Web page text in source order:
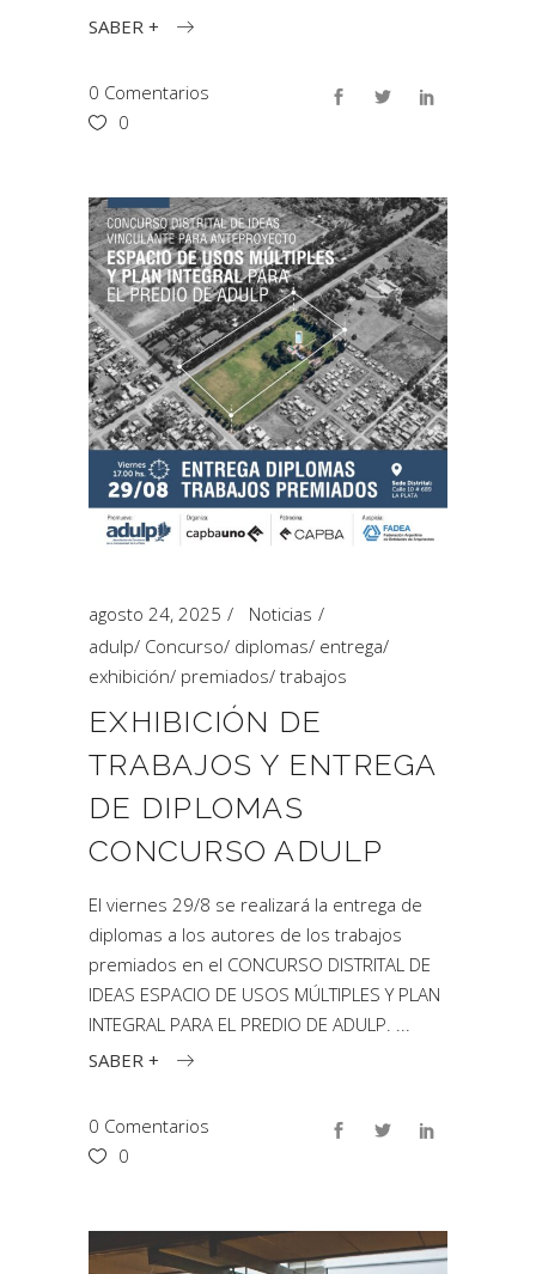
SABER +
0 Comentarios
0
agosto 24, 2025
Noticias
adulp/ Concurso/ diplomas/ entrega/
exhibición/ premiados/ trabajos
EXHIBICIÓN DE
TRABAJOS Y ENTREGA
DE DIPLOMAS
CONCURSO ADULP
El viernes 29/8 se realizará la entrega de
diplomas a los autores de los trabajos
premiados en el CONCURSO DISTRITAL DE
IDEAS ESPACIO DE USOS MÚLTIPLES Y PLAN
INTEGRAL PARA EL PREDIO DE ADULP.
SABER +
0 Comentarios
0